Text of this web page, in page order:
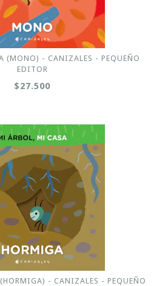
(MONO) - CANIZALES - PEQUEÑO
EDITOR
$27.500
- CANIZALES - PEQUEÑO